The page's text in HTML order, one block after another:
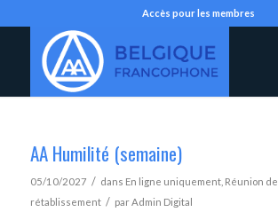
Accès pour les membres
AA Humilité (semaine)
05/10/2027 / dans En ligne uniquement, Réunion de
rétablissement / parAdmin Digital